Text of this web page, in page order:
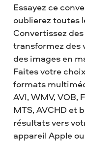
Essayez ce
oublierez toutes
Convertissez
transformez des
des images en
Faites votre
formats
AVI, WMV, VOB,
MTS, AVCHD et
résultats vers
appareil Apple